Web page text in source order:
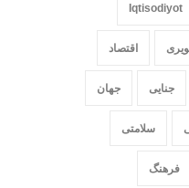
Iqtisodiyot
اقتصاد
جنایی جهان
سلامتی
فرهنگ